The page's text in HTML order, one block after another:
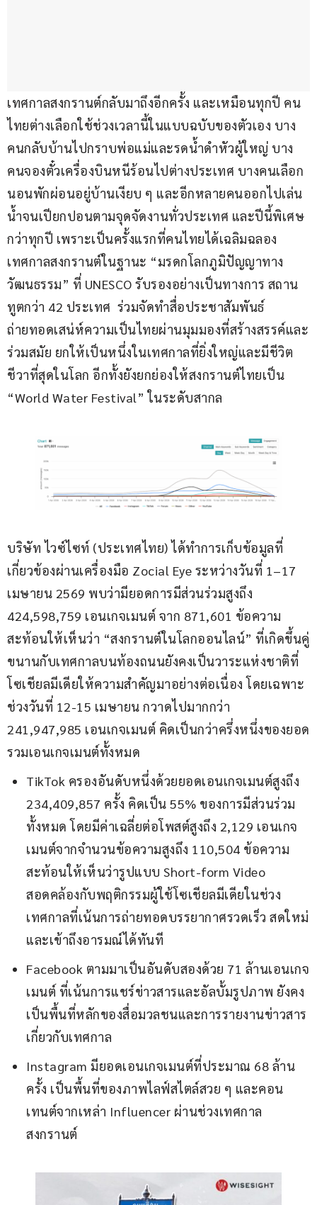
เทศกาลสงกรานต์กลับมาถึงอีกครั้ง และเหมือนทุกปี คน
ไทยต่างเลือกใช้ช่วงเวลานี้ในแบบฉบับของตัวเอง บาง
คนกลับบ้านไปกราบพ่อแม่และรดน้ำดำหัวผู้ใหญ่ บาง
คนจองตั๋วเครื่องบินหนีร้อนไปต่างประเทศ บางคนเลือก
นอนพักผ่อนอยู่บ้านเงียบ ๆ และอีกหลายคนออกไปเล่น
น้ำจนเปียกปอนตามจุดจัดงานทั่วประเทศ และปีนี้พิเศษ
กว่าทุกปี เพราะเป็นครั้งแรกที่คนไทยได้เฉลิมฉลอง
เทศกาลสงกรานต์ในฐานะ “มรดกโลกภูมิปัญญาทาง
วัฒนธรรม” ที่ UNESCO รับรองอย่างเป็นทางการ สถาน
ทูตกว่า 42 ประเทศ  ร่วมจัดทำสื่อประชาสัมพันธ์
ถ่ายทอดเสน่ห์ความเป็นไทยผ่านมุมมองที่สร้างสรรค์และ
ร่วมสมัย ยกให้เป็นหนึ่งในเทศกาลที่ยิ่งใหญ่และมีชีวิต
ชีวาที่สุดในโลก อีกทั้งยังยกย่องให้สงกรานต์ไทยเป็น
“World Water Festival” ในระดับสากล
บริษัท ไวซ์ไซท์ (ประเทศไทย) ได้ทำการเก็บข้อมูลที่
เกี่ยวข้องผ่านเครื่องมือ Zocial Eye ระหว่างวันที่ 1–17
เมษายน 2569 พบว่ามียอดการมีส่วนร่วมสูงถึง
424,598,759 เอนเกจเมนต์ จาก 871,601 ข้อความ
สะท้อนให้เห็นว่า “สงกรานต์ในโลกออนไลน์” ที่เกิดขึ้นคู่
ขนานกับเทศกาลบนท้องถนนยังคงเป็นวาระแห่งชาติที่
โซเชียลมีเดียให้ความสำคัญมาอย่างต่อเนื่อง โดยเฉพาะ
ช่วงวันที่ 12-15 เมษายน กวาดไปมากกว่า
241,947,985 เอนเกจเมนต์ คิดเป็นกว่าครึ่งหนึ่งของยอด
รวมเอนเกจเมนต์ทั้งหมด
TikTok ครองอันดับหนึ่งด้วยยอดเอนเกจเมนต์สูงถึง
234,409,857 ครั้ง คิดเป็น 55% ของการมีส่วนร่วม
ทั้งหมด โดยมีค่าเฉลี่ยต่อโพสต์สูงถึง 2,129 เอนเกจ
เมนต์จากจำนวนข้อความสูงถึง 110,504 ข้อความ
สะท้อนให้เห็นว่ารูปแบบ Short-form Video
สอดคล้องกับพฤติกรรมผู้ใช้โซเชียลมีเดียในช่วง
เทศกาลที่เน้นการถ่ายทอดบรรยากาศรวดเร็ว สดใหม่
และเข้าถึงอารมณ์ได้ทันที
Facebook ตามมาเป็นอันดับสองด้วย 71 ล้านเอนเกจ
เมนต์ ที่เน้นการแชร์ข่าวสารและอัลบั้มรูปภาพ ยังคง
เป็นพื้นที่หลักของสื่อมวลชนและการรายงานข่าวสาร
เกี่ยวกับเทศกาล
Instagram มียอดเอนเกจเมนต์ที่ประมาณ 68 ล้าน
ครั้ง เป็นพื้นที่ของภาพไลฟ์สไตล์สวย ๆ และคอน
เทนต์จากเหล่า Influencer ผ่านช่วงเทศกาล
สงกรานต์